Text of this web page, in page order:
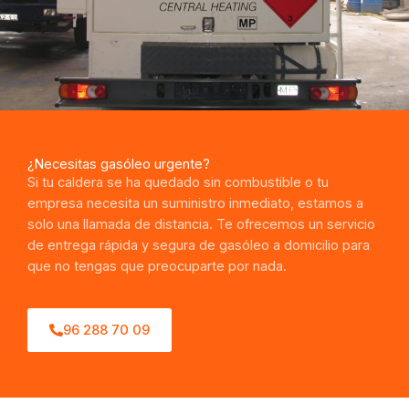
¿Necesitas gasóleo urgente?
Si tu caldera se ha quedado sin combustible o tu
empresa necesita un suministro inmediato, estamos a
solo una llamada de distancia. Te ofrecemos un servicio
de entrega rápida y segura de gasóleo a domicilio para
que no tengas que preocuparte por nada.
96 288 70 09